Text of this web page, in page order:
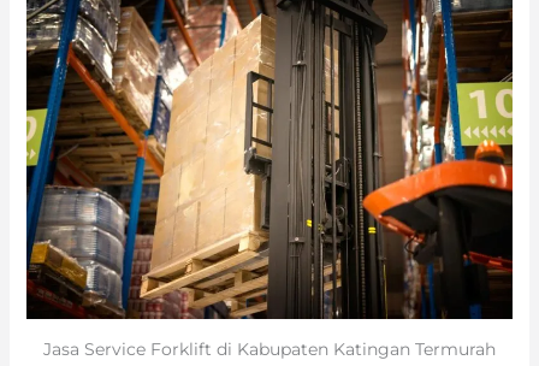
Jasa Service Forklift di Kabupaten Katingan Termurah